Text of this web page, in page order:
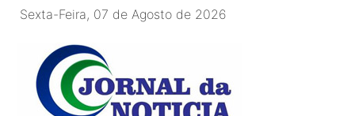
Sexta-Feira, 07 de Agosto de 2026